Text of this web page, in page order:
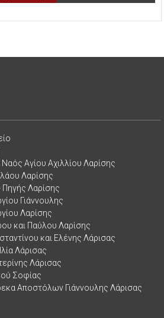
Αγίου Αχιλλίου Λαρίσης
Λαρίσης
Λαρίσης
Γιάννουλης
Λαρίσης
και Παύλου Λαρίσης
και Ελένης Λάρισας
Λάρισας
Λάρισας
Σοφίας
Αποστόλων Γιάννουλης Λάρισας